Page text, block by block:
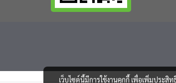
เว็บไซต์นี้มีการใช้งานคุกกี้ เพื่อเพิ่มประสิ